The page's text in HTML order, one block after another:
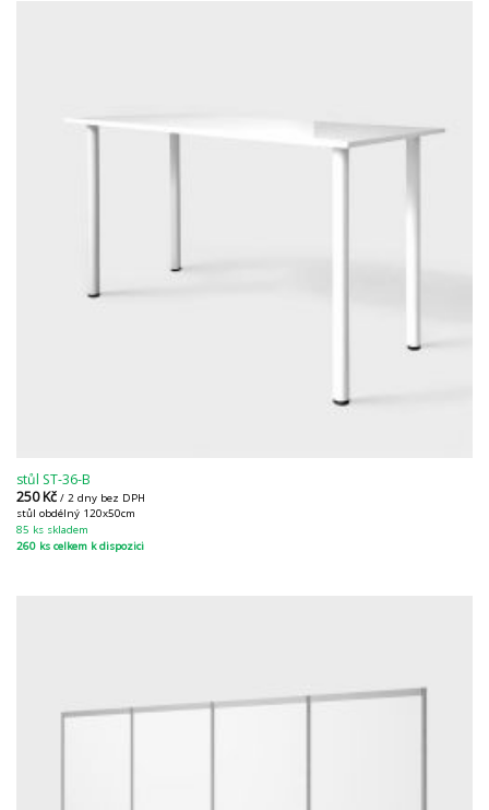
stůl ST-36-B
250Kč / 2 dny bez DPH
stůl obdélný 120x50cm
85 ks skladem
260 ks celkem k dispozici